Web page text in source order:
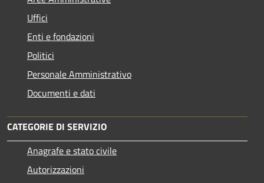
Uffici
Enti e fondazioni
Politici
Personale Amministrativo
Documenti e dati
CATEGORIE DI SERVIZIO
Anagrafe e stato civile
Autorizzazioni